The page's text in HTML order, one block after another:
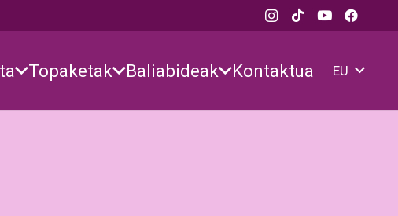
Topaketak Baliabideak Kontaktua EU